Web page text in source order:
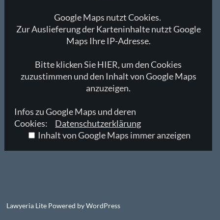
Google Maps nutzt Cookies.
Zur Auslieferung der Karteninhalte nutzt Google
Maps Ihre IP-Adresse.
Bitte klicken Sie HIER, um den Cookies
zuzustimmen und den Inhalt von Google Maps
anzuzeigen.
Infos zu Google Maps und deren
Cookies: Datenschutzerklärung
Inhalt von Google Maps immer anzeigen
Lawyeria Lite Powered byWordPress